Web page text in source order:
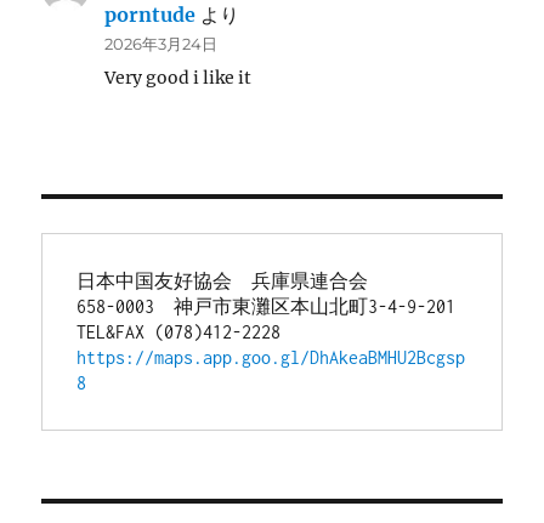
porntude より
2026年3月24日
Very good i like it
日本中国友好協会　兵庫県連合会
658-0003　神戸市東灘区本山北町3-4-9-201
TEL&FAX (078)412-2228
https://maps.app.goo.gl/DhAkeaBMHU2Bcgsp
8